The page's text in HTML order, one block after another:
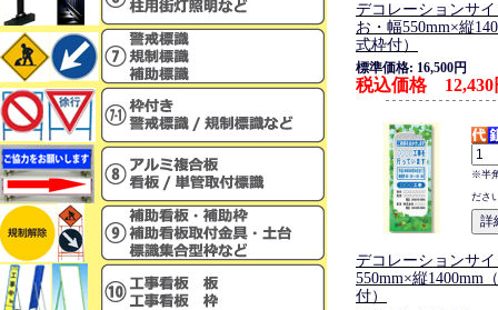
デコレーションサ
お・幅550mm×縦
式枠付）
標準価格: 16,500円
税込価格 12,430
※半
ださ
デコレーションサ
550mm×縦1400mm
付）